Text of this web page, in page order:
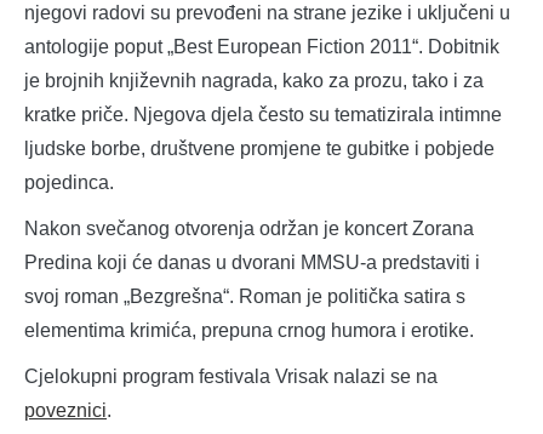
njegovi radovi su prevođeni na strane jezike i uključeni u
antologije poput „Best European Fiction 2011“. Dobitnik
je brojnih književnih nagrada, kako za prozu, tako i za
kratke priče. Njegova djela često su tematizirala intimne
ljudske borbe, društvene promjene te gubitke i pobjede
pojedinca.
Nakon svečanog otvorenja održan je koncert Zorana
Predina koji će danas u dvorani MMSU-a predstaviti i
svoj roman „Bezgrešna“. Roman je politička satira s
elementima krimića, prepuna crnog humora i erotike.
Cjelokupni program festivala Vrisak nalazi se na
poveznici.